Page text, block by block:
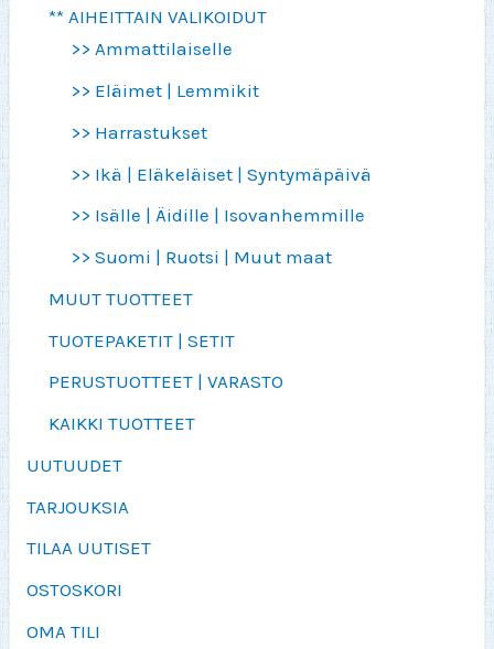
** AIHEITTAIN VALIKOIDUT
>> Ammattilaiselle
>> Eläimet | Lemmikit
>> Harrastukset
>> Ikä | Eläkeläiset | Syntymäpäivä
>> Isälle | Äidille | Isovanhemmille
>> Suomi | Ruotsi | Muut maat
MUUT TUOTTEET
TUOTEPAKETIT | SETIT
PERUSTUOTTEET | VARASTO
KAIKKI TUOTTEET
UUTUUDET
TARJOUKSIA
TILAA UUTISET
OSTOSKORI
OMA TILI